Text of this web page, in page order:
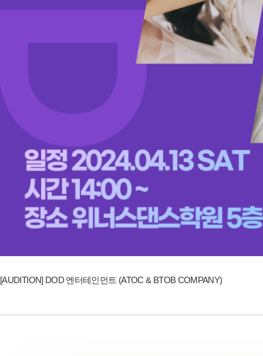
[AUDITION] DOD 엔터테인먼트 (ATOC & BTOB COMPANY)